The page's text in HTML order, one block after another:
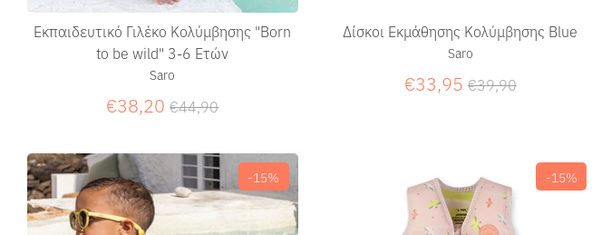
Εκπαιδευτικό Γιλέκο Κολύμβησης "Born
to be wild" 3-6 Ετών
Saro
€38,20 Κανονική
€44,90
Δίσκοι Εκμάθησης Κολύμβησης Blue
Saro
€33,95 Κανονική
€39,90
-15% -15%